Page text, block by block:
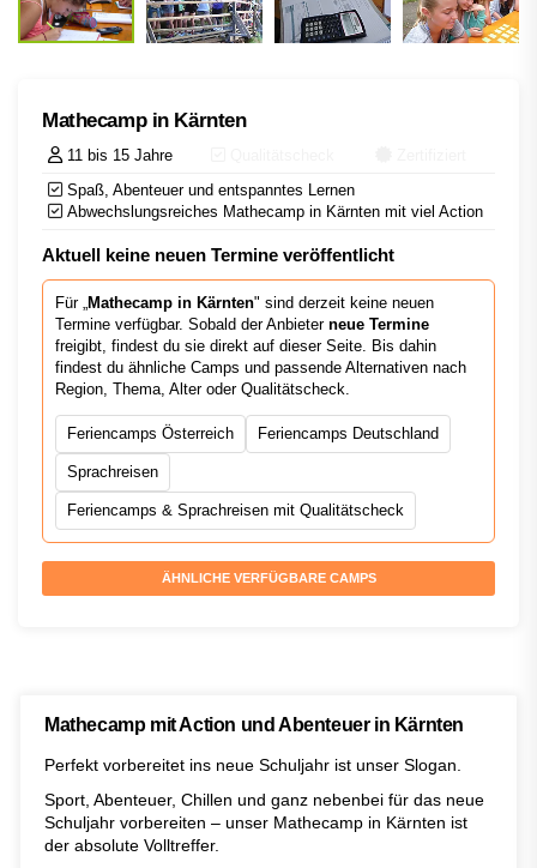
Mathecamp in Kärnten
11 bis 15 Jahre
Spaß, Abenteuer und entspanntes Lernen
Abwechslungsreiches Mathecamp in Kärnten mit viel Action
Aktuell keine neuen Termine veröffentlicht
Für „ Mathecamp in Kärnten" sind derzeit keine neuen
Termine verfügbar. Sobald der Anbieter neue Termine
freigibt, findest du sie direkt auf dieser Seite. Bis dahin
findest du ähnliche Camps und passende Alternativen nach
Region, Thema, Alter oder Qualitätscheck.
Feriencamps Österreich Feriencamps Deutschland
Sprachreisen
Feriencamps & Sprachreisen mit Qualitätscheck
ÄHNLICHE VERFÜGBARE CAMPS
Mathecamp mit Action und Abenteuer in Kärnten
Perfekt vorbereitet ins neue Schuljahr ist unser Slogan.
Sport, Abenteuer, Chillen und ganz nebenbei für das neue
Schuljahr vorbereiten – unser Mathecamp in Kärnten ist
der absolute Volltreffer.